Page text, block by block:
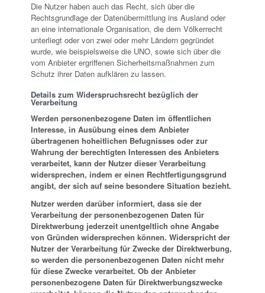
Die Nutzer haben auch das Recht, sich über die
Rechtsgrundlage der Datenübermittlung ins Ausland oder
an eine internationale Organisation, die dem Völkerrecht
unterliegt oder von zwei oder mehr Ländern gegründet
wurde, wie beispielsweise die UNO, sowie sich über die
vom Anbieter ergriffenen Sicherheitsmaßnahmen zum
Schutz ihrer Daten aufklären zu lassen.
Details zum Widerspruchsrecht bezüglich der
Verarbeitung
Werden personenbezogene Daten im öffentlichen
Interesse, in Ausübung eines dem Anbieter
übertragenen hoheitlichen Befugnisses oder zur
Wahrung der berechtigten Interessen des Anbieters
verarbeitet, kann der Nutzer dieser Verarbeitung
widersprechen, indem er einen Rechtfertigungsgrund
angibt, der sich auf seine besondere Situation bezieht.
Nutzer werden darüber informiert, dass sie der
Verarbeitung der personenbezogenen Daten für
Direktwerbung jederzeit unentgeltlich ohne Angabe
von Gründen widersprechen können. Widerspricht der
Nutzer der Verarbeitung für Zwecke der Direktwerbung,
so werden die personenbezogenen Daten nicht mehr
für diese Zwecke verarbeitet. Ob der Anbieter
personenbezogene Daten für Direktwerbungszwecke